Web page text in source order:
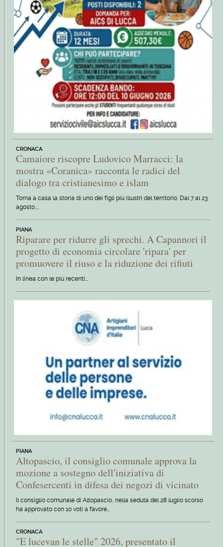
CRONACA
Camaiore riscopre Ludovico Marracci: la
mostra «Coranica» racconta le radici del
dialogo tra cristianesimo e islam
Torna a casa la storia di uno dei figli più illustri del territorio. Dal 7 al 23
agosto,…
PIANA
Riparare per ridurre gli sprechi. A Capannori il
progetto di economia circolare 'ripara' per
promuovere il riuso e la riduzione dei rifiuti
In linea con le più recenti…
PIANA
Altopascio, il consiglio comunale approva la
mozione a sostegno dell'iniziativa di
Confesercenti in difesa dei negozi di vicinato
Il consiglio comunale di Altopascio, nella seduta del 28 luglio scorso
ha approvato con 10 voti a favore…
CRONACA
"E lucevan le stelle" 2026, presentato il